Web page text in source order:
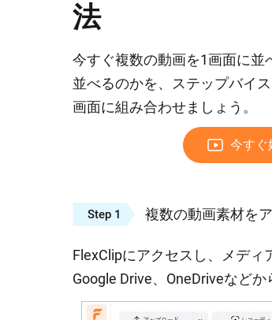
法
今すぐ複数の動画を1画面に並
並べるのかを、ステップバイ
画面に組み合わせましょう。
今すぐ
Step 1 複数の動画素材を
FlexClipにアクセスし、メディ
Google Drive、OneDriveなど